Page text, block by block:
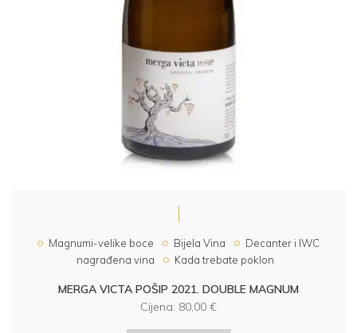
Magnumi-velike boce Bijela Vina
Decanter i IWC
nagrađena vina
Kada trebate poklon
MERGA VICTA POŠIP 2021. DOUBLE MAGNUM
Cijena: 80,00 €